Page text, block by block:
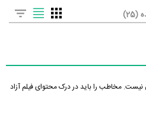
مخاطب را باید در درک محتوای فیلم آزاد